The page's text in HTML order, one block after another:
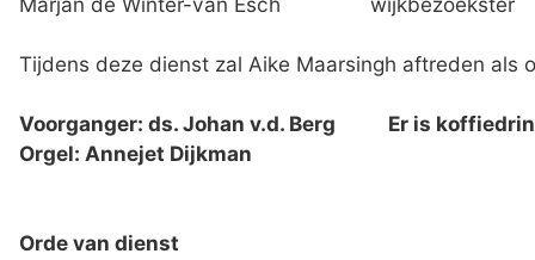
Tijdens deze dienst zal Aike Maarsingh aftreden als
Voorganger: ds. Johan v.d. Berg Er is
Orgel: Annejet Dijkman
Orde van dienst